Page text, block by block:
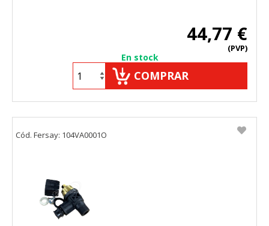
44,77 €
(PVP)
En stock
COMPRAR
Cód. Fersay: 104VA0001O
CONFIGURACIÓN DE COOKIES